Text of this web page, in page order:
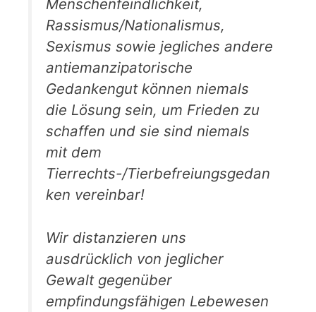
Menschenfeindlichkeit,
Rassismus/Nationalismus,
Sexismus sowie jegliches andere
antiemanzipatorische
Gedankengut können niemals
die Lösung sein, um Frieden zu
schaffen und sie sind niemals
mit dem
Tierrechts-/Tierbefreiungsgedan
ken vereinbar!
Wir distanzieren uns
ausdrücklich von jeglicher
Gewalt gegenüber
empfindungsfähigen Lebewesen